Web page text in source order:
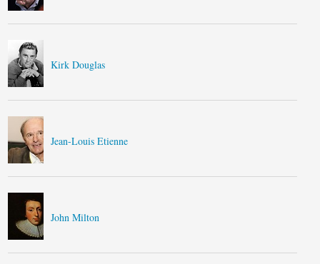
Kirk Douglas
Jean-Louis Etienne
John Milton